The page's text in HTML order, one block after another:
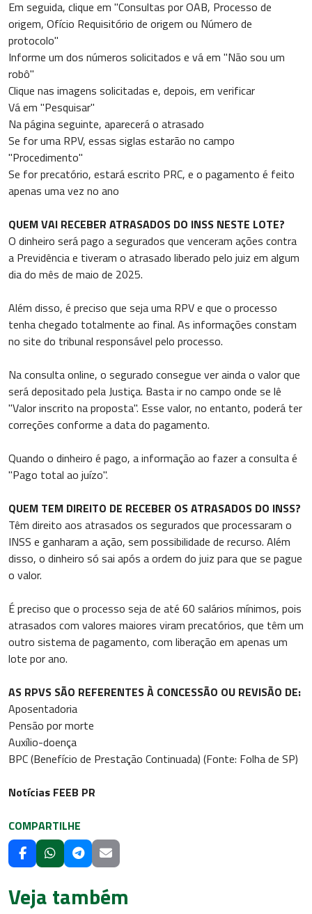
Em seguida, clique em "Consultas por OAB, Processo de
origem, Ofício Requisitório de origem ou Número de
protocolo"
Informe um dos números solicitados e vá em "Não sou um
robô"
Clique nas imagens solicitadas e, depois, em verificar
Vá em "Pesquisar"
Na página seguinte, aparecerá o atrasado
Se for uma RPV, essas siglas estarão no campo
"Procedimento"
Se for precatório, estará escrito PRC, e o pagamento é feito
apenas uma vez no ano
QUEM VAI RECEBER ATRASADOS DO INSS NESTE LOTE?
O dinheiro será pago a segurados que venceram ações contra
a Previdência e tiveram o atrasado liberado pelo juiz em algum
dia do mês de maio de 2025.
Além disso, é preciso que seja uma RPV e que o processo
tenha chegado totalmente ao final. As informações constam
no site do tribunal responsável pelo processo.
Na consulta online, o segurado consegue ver ainda o valor que
será depositado pela Justiça. Basta ir no campo onde se lê
"Valor inscrito na proposta". Esse valor, no entanto, poderá ter
correções conforme a data do pagamento.
Quando o dinheiro é pago, a informação ao fazer a consulta é
"Pago total ao juízo".
QUEM TEM DIREITO DE RECEBER OS ATRASADOS DO INSS?
Têm direito aos atrasados os segurados que processaram o
INSS e ganharam a ação, sem possibilidade de recurso. Além
disso, o dinheiro só sai após a ordem do juiz para que se pague
o valor.
É preciso que o processo seja de até 60 salários mínimos, pois
atrasados com valores maiores viram precatórios, que têm um
outro sistema de pagamento, com liberação em apenas um
lote por ano.
AS RPVS SÃO REFERENTES À CONCESSÃO OU REVISÃO DE:
Aposentadoria
Pensão por morte
Auxílio-doença
BPC (Benefício de Prestação Continuada) (Fonte: Folha de SP)
Notícias FEEB PR
COMPARTILHE
Veja também